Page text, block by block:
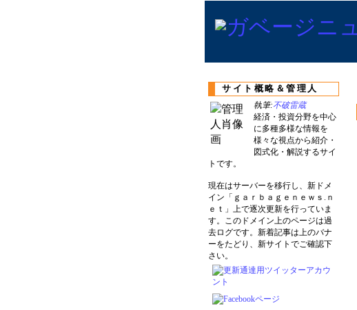
サイト概略＆管理人
執筆:不破雷蔵
経済・投資分野を中心
に多種多様な情報を
様々な視点から紹介・
図式化・解説するサイ
トです。
現在はサーバーを移行し、新ドメ
イン「ｇａｒｂａｇｅｎｅｗｓ.ｎ
ｅｔ」上で逐次更新を行っていま
す。このドメイン上のページは過
去ログです。新着記事は上のバナ
ーをたどり、新サイトでご確認下
さい。